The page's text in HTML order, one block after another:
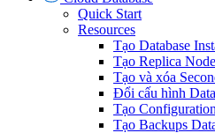
Quick Start
Resources
Tạo Database
Tạo Replica
Tạo và xóa
Đổi cấu hình
Tạo
Tạo Backups